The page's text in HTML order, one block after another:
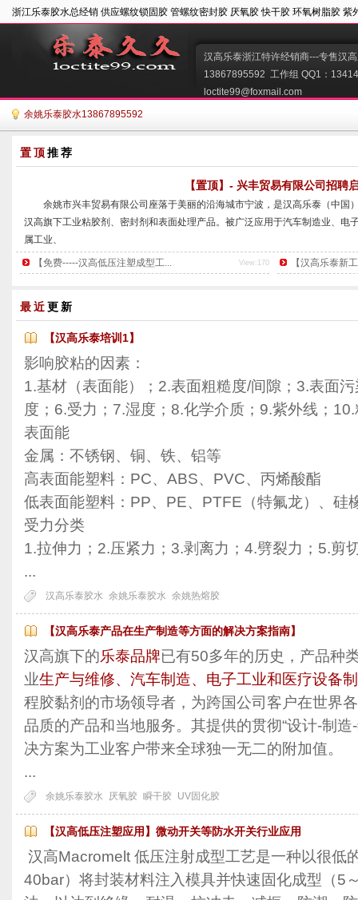
浙江乐泰胶水总经销 供应螺纹锁固胶 管螺纹密封胶 厌氧胶 快干胶 环氧树脂胶 紫
汉高乐泰浙江特许经销商---专售汉
13867895592  工作组 QQ1：
loctite99@foxmail.com
余姚乐泰胶水13867895592
置顶推荐
【置顶】- 兴丰贸易有限公司招聘
余姚市兴丰贸易有限公司座落于美丽的沿海城市宁波，是汉高乐泰（中国
汉高旗下工业粘胶剂、密封剂和表面处理产品。被广泛应用于汽车制造业、电
属工业、
装配维修等各个领域。
公司产品包括螺纹锁固剂、结构粘胶剂、瞬干胶、紫外线固化剂、平面密
导者，其
View:170
【免费-----汉高低压注塑成型工... 【汉高乐泰新
最近更新
【汉高乐泰培训1】
影响胶粘的因素：
1.基材（表面能）；2.表面粗糙度/间隙；3.表面
度；6.受力；7.湿度；8.化学介质；9.紫外线；
表面能
金属：不锈钢、铜、铁、铝等
高表面能塑料：PC、ABS、PVC、丙烯酸酯
低表面能塑料：PP、PE、PTFE（特氟龙）、硅
受力分类
1.拉伸力；2.压紧力；3.剥离力；4.劈裂力；5.剪
...
汉高乐泰胶水 余姚乐泰胶水 余姚热熔胶
【汉高乐泰产品在生产制造等方面的解决方案指南】
汉高旗下的乐泰品牌已有50多年的历史，产品种
业生产与维修、汽车制造、电子工业和医疗设备
程胶黏剂的市场领导者，为跨国公司客户在世界
品质的产品和当地服务。其提供的贯彻“设计-制
决方案为工业客户带来全球独一无二的附加值。
...
余姚乐泰胶水 厌氧胶 瞬干胶 UV固化胶
【汉高低压注塑应用】微动开关等防水开关行业应用
汉高Macromelt 低压注射成型工艺是一种以很低
40bar）将封装材料注入模具并快速固化成型（5